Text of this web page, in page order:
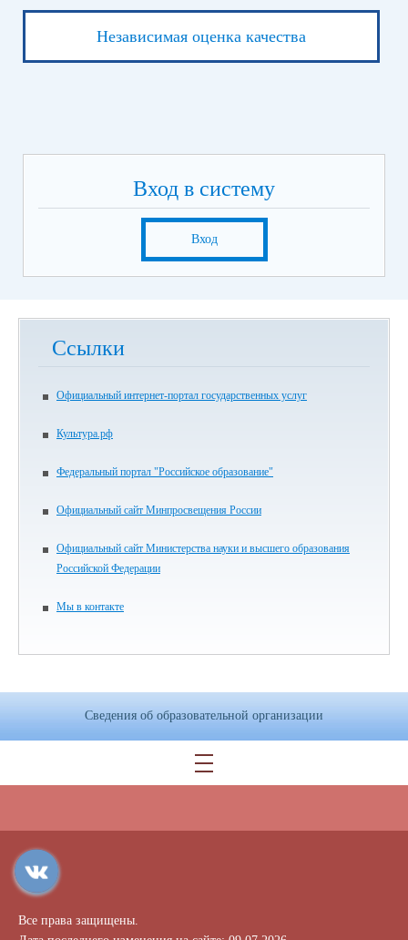
Независимая оценка качества
Вход в систему
Вход
Ссылки
Официальный интернет-портал государственных услуг
Культура.рф
Федеральный портал "Российское образование"
Официальный сайт Минпросвещения России
Официальный сайт Министерства науки и высшего образования
Российской Федерации
Мы в контакте
Сведения об образовательной организации
Все права защищены.